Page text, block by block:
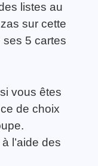
listes au
sur cette
ses 5 cartes
vous êtes
de choix
l’aide des